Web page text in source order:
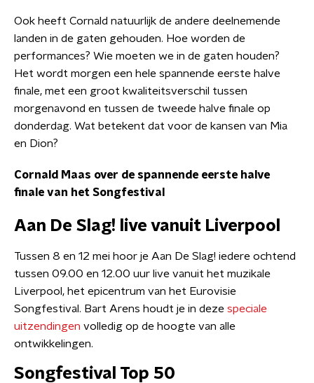
Ook heeft Cornald natuurlijk de andere deelnemende
landen in de gaten gehouden. Hoe worden de
performances? Wie moeten we in de gaten houden?
Het wordt morgen een hele spannende eerste halve
finale, met een groot kwaliteitsverschil tussen
morgenavond en tussen de tweede halve finale op
donderdag. Wat betekent dat voor de kansen van Mia
en Dion?
Cornald Maas over de spannende eerste halve
finale van het Songfestival
Aan De Slag! live vanuit Liverpool
Tussen 8 en 12 mei hoor je Aan De Slag! iedere ochtend
tussen 09.00 en 12.00 uur live vanuit het muzikale
Liverpool, het epicentrum van het Eurovisie
Songfestival. Bart Arens houdt je in deze speciale
uitzendingen volledig op de hoogte van alle
ontwikkelingen.
Songfestival Top 50